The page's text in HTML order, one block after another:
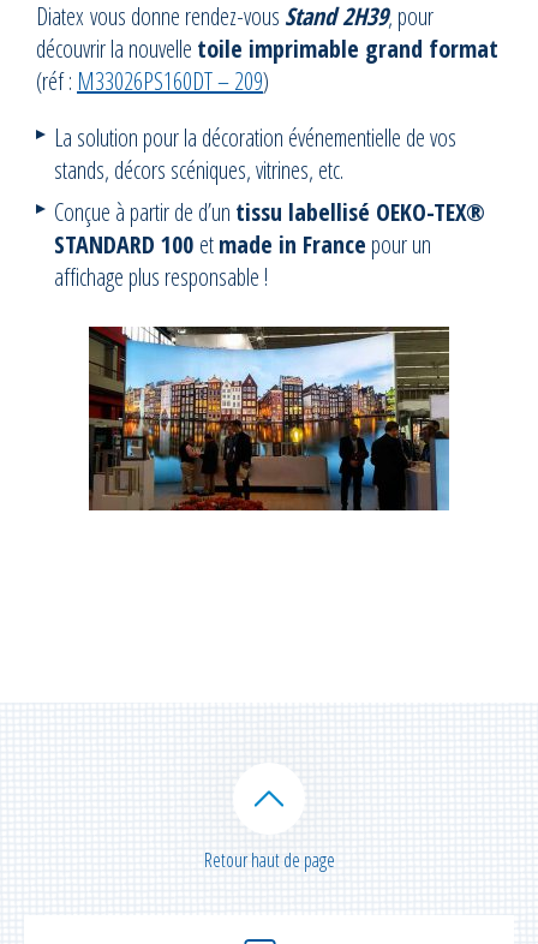
Diatex vous donne rendez-vous Stand 2H39, pour
découvrir la nouvelle toile imprimable grand format
(réf : M33026PS160DT – 209)
La solution pour la décoration événementielle de vos
stands, décors scéniques, vitrines, etc.
Conçue à partir de d’un tissu labellisé OEKO-TEX®
STANDARD 100 etmade in France pour un
affichage plus responsable !
Retour haut de page